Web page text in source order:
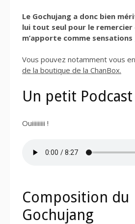
Le Gochujang a donc bien
lui tout seul pour le remercier
m’apporte comme
Vous pouvez notamment vous
de la boutique de la ChanBox.
Un petit Podcast
Ouiiiiiiiii !
Composition du
Gochujang